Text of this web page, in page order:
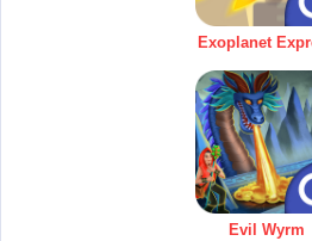
Exoplanet
Evil Wyrm